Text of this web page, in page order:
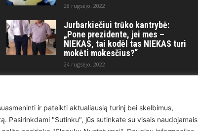
ir pateikti aktualiausią turinį bei skelbimus,
Pasirinkdami "Sutinku", jūs sutinkate su visais naudojamais
28 rugsėjo, 2022
Jurbarkiečiui trūko kantrybė:
„Pone prezidente, jei mes –
NIEKAS, tai kodėl tas NIEKAS turi
mokėti mokesčius?“
24 rugsėjo, 2022
21 kovo, 2023